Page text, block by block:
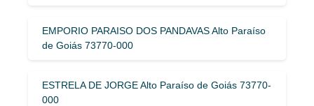
EMPORIO PARAISO DOS PANDAVAS Alto Paraíso
de Goiás 73770-000
ESTRELA DE JORGE Alto Paraíso de Goiás 73770-
000